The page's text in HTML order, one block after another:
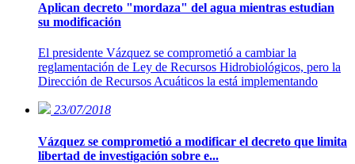
Aplican decreto "mordaza" del agua mientras estudian
su modificación
El presidente Vázquez se comprometió a cambiar la
reglamentación de Ley de Recursos Hidrobiológicos, pero la
Dirección de Recursos Acuáticos la está implementando
23/07/2018
Vázquez se comprometió a modificar el decreto que limita
libertad de investigación sobre e...